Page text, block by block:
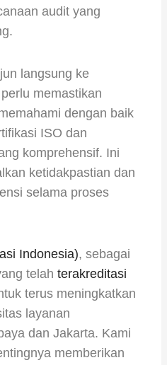
audit yang
langsung ke
memastikan
dengan baik
ISO dan
komprehensif. Ini
ketidakpastian dan
selama proses
Indonesia), sebagai
telah terakreditasi
terus meningkatkan
layanan
dan Jakarta. Kami
memberikan